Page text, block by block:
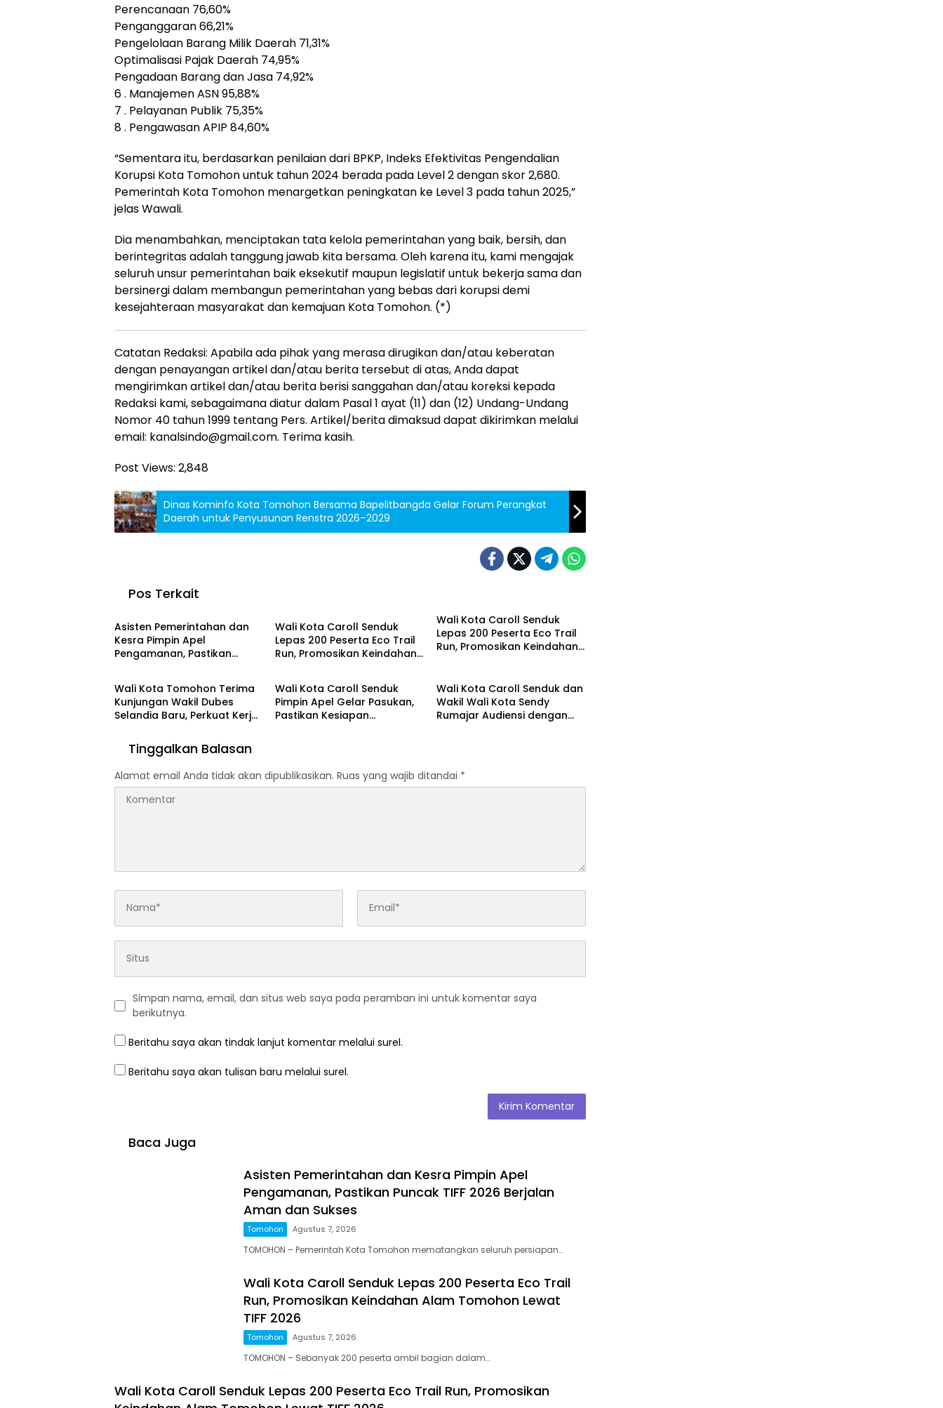
Perencanaan 76,60%
Penganggaran 66,21%
Pengelolaan Barang Milik Daerah 71,31%
Optimalisasi Pajak Daerah 74,95%
Pengadaan Barang dan Jasa 74,92%
6 . Manajemen ASN 95,88%
7 . Pelayanan Publik 75,35%
8 . Pengawasan APIP 84,60%
“Sementara itu, berdasarkan penilaian dari BPKP, Indeks Efektivitas Pengendalian
Korupsi Kota Tomohon untuk tahun 2024 berada pada Level 2 dengan skor 2,680.
Pemerintah Kota Tomohon menargetkan peningkatan ke Level 3 pada tahun 2025,”
jelas Wawali.
Dia menambahkan, menciptakan tata kelola pemerintahan yang baik, bersih, dan
berintegritas adalah tanggung jawab kita bersama. Oleh karena itu, kami mengajak
seluruh unsur pemerintahan baik eksekutif maupun legislatif untuk bekerja sama dan
bersinergi dalam membangun pemerintahan yang bebas dari korupsi demi
kesejahteraan masyarakat dan kemajuan Kota Tomohon. (*)
Catatan Redaksi: Apabila ada pihak yang merasa dirugikan dan/atau keberatan
dengan penayangan artikel dan/atau berita tersebut di atas, Anda dapat
mengirimkan artikel dan/atau berita berisi sanggahan dan/atau koreksi kepada
Redaksi kami, sebagaimana diatur dalam Pasal 1 ayat (11) dan (12) Undang-Undang
Nomor 40 tahun 1999 tentang Pers. Artikel/berita dimaksud dapat dikirimkan melalui
email: kanalsindo@gmail.com. Terima kasih.
Post Views: 2,848
Dinas Kominfo Kota Tomohon Bersama Bapelitbangda Gelar Forum Perangkat
Daerah untuk Penyusunan Renstra 2026–2029
Pos Terkait
Tomohon
Asisten Pemerintahan dan
Kesra Pimpin Apel
Pengamanan, Pastikan
Wali Kota Caroll Senduk
Lepas 200 Peserta Eco Trail
Run, Promosikan Keindahan
Wali Kota Caroll Senduk
Lepas 200 Peserta Eco Trail
Run, Promosikan Keindahan
INTERNASIONAL
Wali Kota Tomohon Terima
Kunjungan Wakil Dubes
Selandia Baru, Perkuat Kerja
Jajaki Sister City
Tomohon
Wali Kota Caroll Senduk
Pimpin Apel Gelar Pasukan,
Pastikan Kesiapan
Wali Kota Caroll Senduk dan
Wakil Wali Kota Sendy
Rumajar Audiensi dengan
Tinggalkan Balasan
Alamat email Anda tidak akan dipublikasikan. Ruas yang wajib ditandai *
Simpan nama, email, dan situs web saya pada peramban ini untuk komentar saya
berikutnya.
Beritahu saya akan tindak lanjut komentar melalui surel.
Beritahu saya akan tulisan baru melalui surel.
Baca Juga
Asisten Pemerintahan dan Kesra Pimpin Apel
Pengamanan, Pastikan Puncak TIFF 2026 Berjalan
Aman dan Sukses
Tomohon Agustus 7, 2026
TOMOHON – Pemerintah Kota Tomohon mematangkan seluruh persiapan…
Wali Kota Caroll Senduk Lepas 200 Peserta Eco Trail
Run, Promosikan Keindahan Alam Tomohon Lewat
TIFF 2026
Tomohon Agustus 7, 2026
TOMOHON – Sebanyak 200 peserta ambil bagian dalam…
Wali Kota Caroll Senduk Lepas 200 Peserta Eco Trail Run, Promosikan